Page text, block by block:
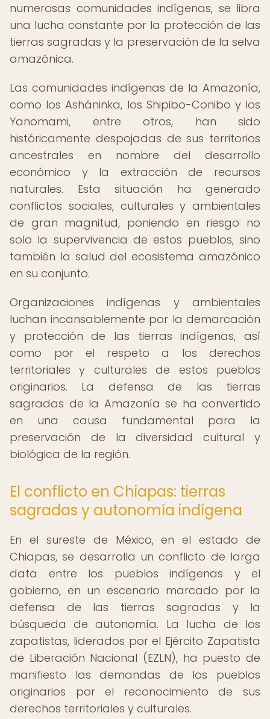
numerosas comunidades indígenas, se libra
una lucha constante por la protección de las
tierras sagradas y la preservación de la selva
amazónica.
Las comunidades indígenas de la Amazonía,
como los Asháninka, los Shipibo-Conibo y los
Yanomami, entre otros, han sido
históricamente despojadas de sus territorios
ancestrales en nombre del desarrollo
económico y la extracción de recursos
naturales. Esta situación ha generado
conflictos sociales, culturales y ambientales
de gran magnitud, poniendo en riesgo no
solo la supervivencia de estos pueblos, sino
también la salud del ecosistema amazónico
en su conjunto.
Organizaciones indígenas y ambientales
luchan incansablemente por la demarcación
y protección de las tierras indígenas, así
como por el respeto a los derechos
territoriales y culturales de estos pueblos
originarios. La defensa de las tierras
sagradas de la Amazonía se ha convertido
en una causa fundamental para la
preservación de la diversidad cultural y
biológica de la región.
El conflicto en Chiapas: tierras
sagradas y autonomía indígena
En el sureste de México, en el estado de
Chiapas, se desarrolla un conflicto de larga
data entre los pueblos indígenas y el
gobierno, en un escenario marcado por la
defensa de las tierras sagradas y la
búsqueda de autonomía. La lucha de los
zapatistas, liderados por el Ejército Zapatista
de Liberación Nacional (EZLN), ha puesto de
manifiesto las demandas de los pueblos
originarios por el reconocimiento de sus
derechos territoriales y culturales.